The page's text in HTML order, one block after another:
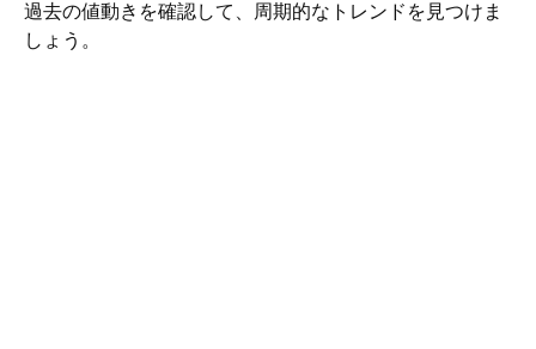
過去の値動きを確認して、周期的なトレンドを見つけま
しょう。